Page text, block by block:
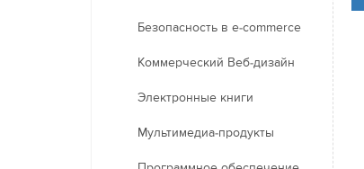
Безопасность в e-commerce
Коммерческий Веб-дизайн
Электронные книги
Мультимедиа-продукты